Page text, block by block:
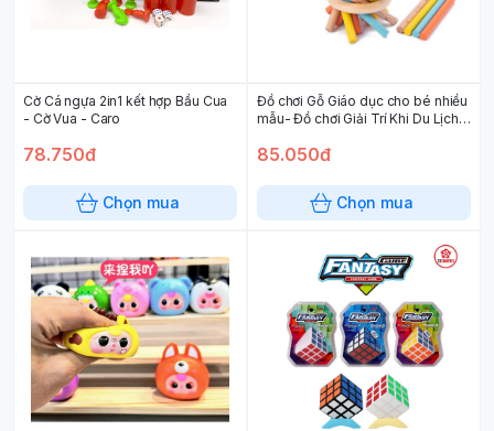
Cờ Cá ngựa 2in1 kết hợp Bầu Cua
- Cờ Vua - Caro
78.750đ
Chọn mua
Đồ chơi Gỗ Giáo dục cho bé nhiều
mẫu- Đồ chơi Giải Trí Khi Du Lịch -
85.050đ
Chọn mua